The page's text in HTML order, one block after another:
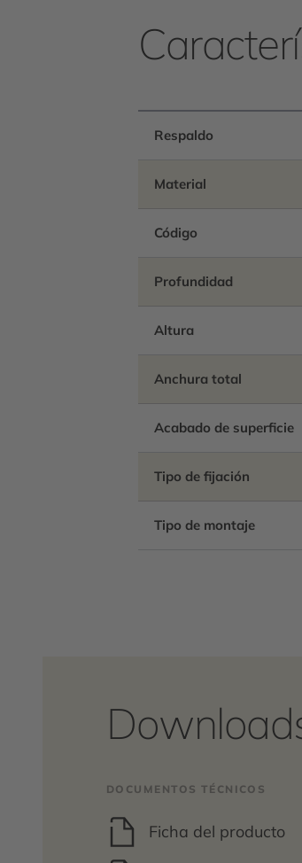
Respaldo
Material
Código
Profundidad
Altura
Anchura total
Acabado de superficie
Tipo de fijación
Tipo de montaje
DOCUMENTOS TÉCNICOS
Ficha del producto